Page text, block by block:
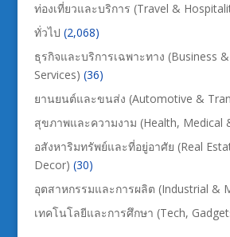
ท่องเที่ยวและบริการ (Travel &
ทั่วไป (2,068)
ธุรกิจและบริการเฉพาะทาง (Business
Services) (36)
ยานยนต์และขนส่ง (Automotive &
สุขภาพและความงาม (Health, Medical
อสังหาริมทรัพย์และที่อยู่อาศัย (Real
Decor) (30)
อุตสาหกรรมและการผลิต (Industrial &
เทคโนโลยีและการศึกษา (Tech,